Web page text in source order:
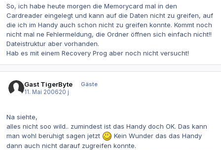
So, ich habe heute morgen die Memorycard mal in den
Cardreader eingelegt und kann auf die Daten nicht zu greifen, auf
die ich im Handy auch schon nicht zu greifen konnte. Kommt noch
nicht mal ne Fehlermeldung, die Ordner öffnen sich einfach nicht!!
Dateistruktur aber vorhanden.
Hab es mit einem Recovery Prog aber noch nicht versucht!
Gast TigerByte
Gäste
11. Mai 200620 j
Na siehte,
alles nicht soo wild.. zumindest ist das Handy doch OK. Das kann
man wohl beruhigt sagen jetzt
Kein Wunder das das Handy
dann auch nicht darauf zugreifen konnte.